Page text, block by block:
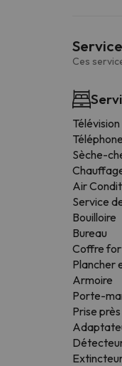
Ces
Télévision
Téléphone
Sèche-
Air
Service
Bouilloire
Bureau
Coffre
Plancher
Armoire
Porte-
Prise